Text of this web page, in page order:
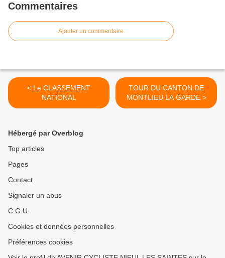
Commentaires
Ajouter un commentaire
< Le CLASSEMENT
NATIONAL
TOUR DU CANTON DE
MONTLIEU LA GARDE >
Hébergé par Overblog
Top articles
Pages
Contact
Signaler un abus
C.G.U.
Cookies et données personnelles
Préférences cookies